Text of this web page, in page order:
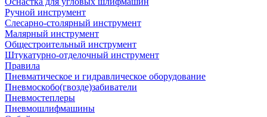
Ручной инструмент
Слесарно-столярный инструмент
Малярный инструмент
Общестроительный инструмент
Штукатурно-отделочный инструмент
Правила
Пневматическое и гидравлическое оборудование
Пневмоскобо(гвозде)забиватели
Пневмостеплеры
Пневмошлифмашины